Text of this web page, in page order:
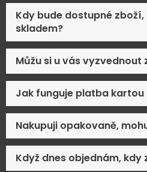
Kdy bude dostupné
skladem?
Můžu si u vás vyzvednout
Jak funguje platba kartou
Nakupuji opakovaně,
Když dnes objednám, kdy